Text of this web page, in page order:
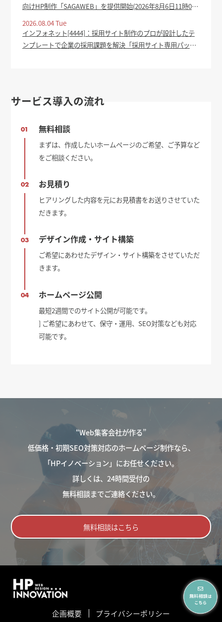
向けHP制作「SAGAWEB」を提供開始(2026年8月6日11時0
2026.08.04 Tue
インフォネット[4444]：採用サイト制作のプロが設計したテ
ンプレートで企業の採用課題を解決「採用サイト専用パッケ
サービス導入の流れ
01 無料相談
まずは、作成したいホームページのご希望、ご予算など
をご相談ください。
02 お見積り
ヒアリングした内容を元にお見積書をお送りさせていた
だきます。
03 デザイン作成・サイト構築
ご希望にあわせたデザイン・サイト構築をさせていただ
きます。
04 ホームページ公開
最短2週間でのサイト公開が可能です。
] ご希望にあわせて、保守・運用、SEO対策なども対応
可能です。
“Web集客会社が作る”
低価格・初期SEO対策対応のホームページ制作なら、
「HPイノベーション」にお任せください。
詳しくは、24時間受付の
無料相談までご連絡ください。
無料相談はこちら
企画概要 プライバシーポリシー